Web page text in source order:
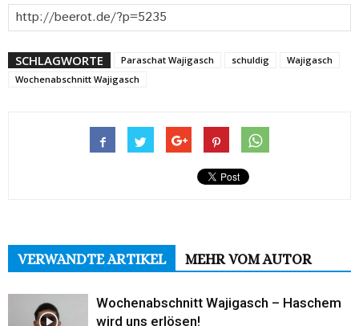
SCHLAGWORTE Paraschat Wajigasch schuldig
Wajigasch
Wochenabschnitt Wajigasch
VERWANDTE ARTIKEL MEHR VOM AUTOR
Wochenabschnitt Wajigasch – Haschem
wird uns erlösen!